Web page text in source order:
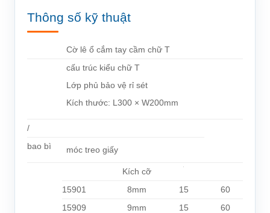
Thông số kỹ thuật
Cờ lê ổ cắm tay cầm chữ T
cấu trúc kiểu chữ T
Lớp phủ bảo vệ rỉ sét
Kích thước: L300 × W200mm
/
bao bì
móc treo giấy
Kích cỡ
15901
8mm 15
60
15909
9mm 15
60